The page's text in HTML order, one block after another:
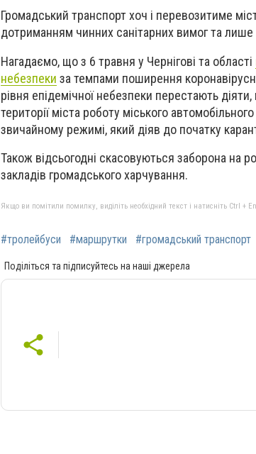
Громадський транспорт хоч і перевозитиме
дотриманням чинних санітарних вимог та лише
Нагадаємо, що з 6 травня у Чернігові та області
небезпеки за темпами поширення
рівня епідемічної небезпеки перестають
території міста роботу міського
звичайному режимі, який діяв до початку
Також відсьогодні скасовуються заборона на
закладів громадського харчування.
Якщо ви помітили помилку, виділіть необхідний текст і натисніть Ctrl +
#тролейбуси #маршрутки #громадський транспорт
Поділіться та підписуйтесь на наші джерела